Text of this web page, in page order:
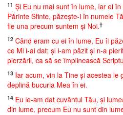
11 Şi Eu nu mai sunt în lume, iar ei
Părinte Sfinte, păzeşte-i în numele
fie una precum suntem şi Noi.†
12 Când eram cu ei în lume, Eu îi
ce Mi i-ai dat; şi i-am păzit şi n-a
pierzării, ca să se împlinească
13 Iar acum, vin la Tine şi acestea le
deplină bucuria Mea în ei.
14 Eu le-am dat cuvântul Tău, şi
din lume, precum Eu nu sunt din